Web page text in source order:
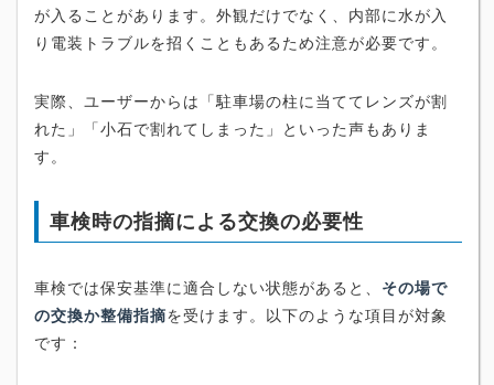
が入ることがあります。外観だけでなく、内部に水が入
り電装トラブルを招くこともあるため注意が必要です。
実際、ユーザーからは「駐車場の柱に当ててレンズが割
れた」「小石で割れてしまった」といった声もありま
す。
車検時の指摘による交換の必要性
車検では保安基準に適合しない状態があると、 その場で
の交換か整備指摘を受けます。以下のような項目が対象
です：